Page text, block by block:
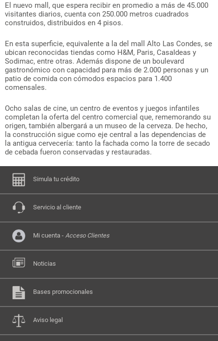
El nuevo mall, que espera recibir en promedio a más de 45.000
visitantes diarios, cuenta con 250.000 metros cuadrados
construidos, distribuidos en 4 pisos.
En esta superficie, equivalente a la del mall Alto Las Condes, se
ubican reconocidas tiendas como H&M, Paris, CasaIdeas y
Sodimac, entre otras. Además dispone de un boulevard
gastronómico con capacidad para más de 2.000 personas y un
patio de comida con cómodos espacios para 1.400
comensales.
Ocho salas de cine, un centro de eventos y juegos infantiles
completan la oferta del centro comercial que, rememorando su
origen, también albergará a un museo de la cerveza. De hecho,
la construcción sigue como eje central a las dependencias de
la antigua cervecería: tanto la fachada como la torre de secado
de cebada fueron conservadas y restauradas.
Simula tu crédito
Servicio al cliente
Mi cuenta - Acceso Clientes
Noticias
Bases promocionales
Aviso legal